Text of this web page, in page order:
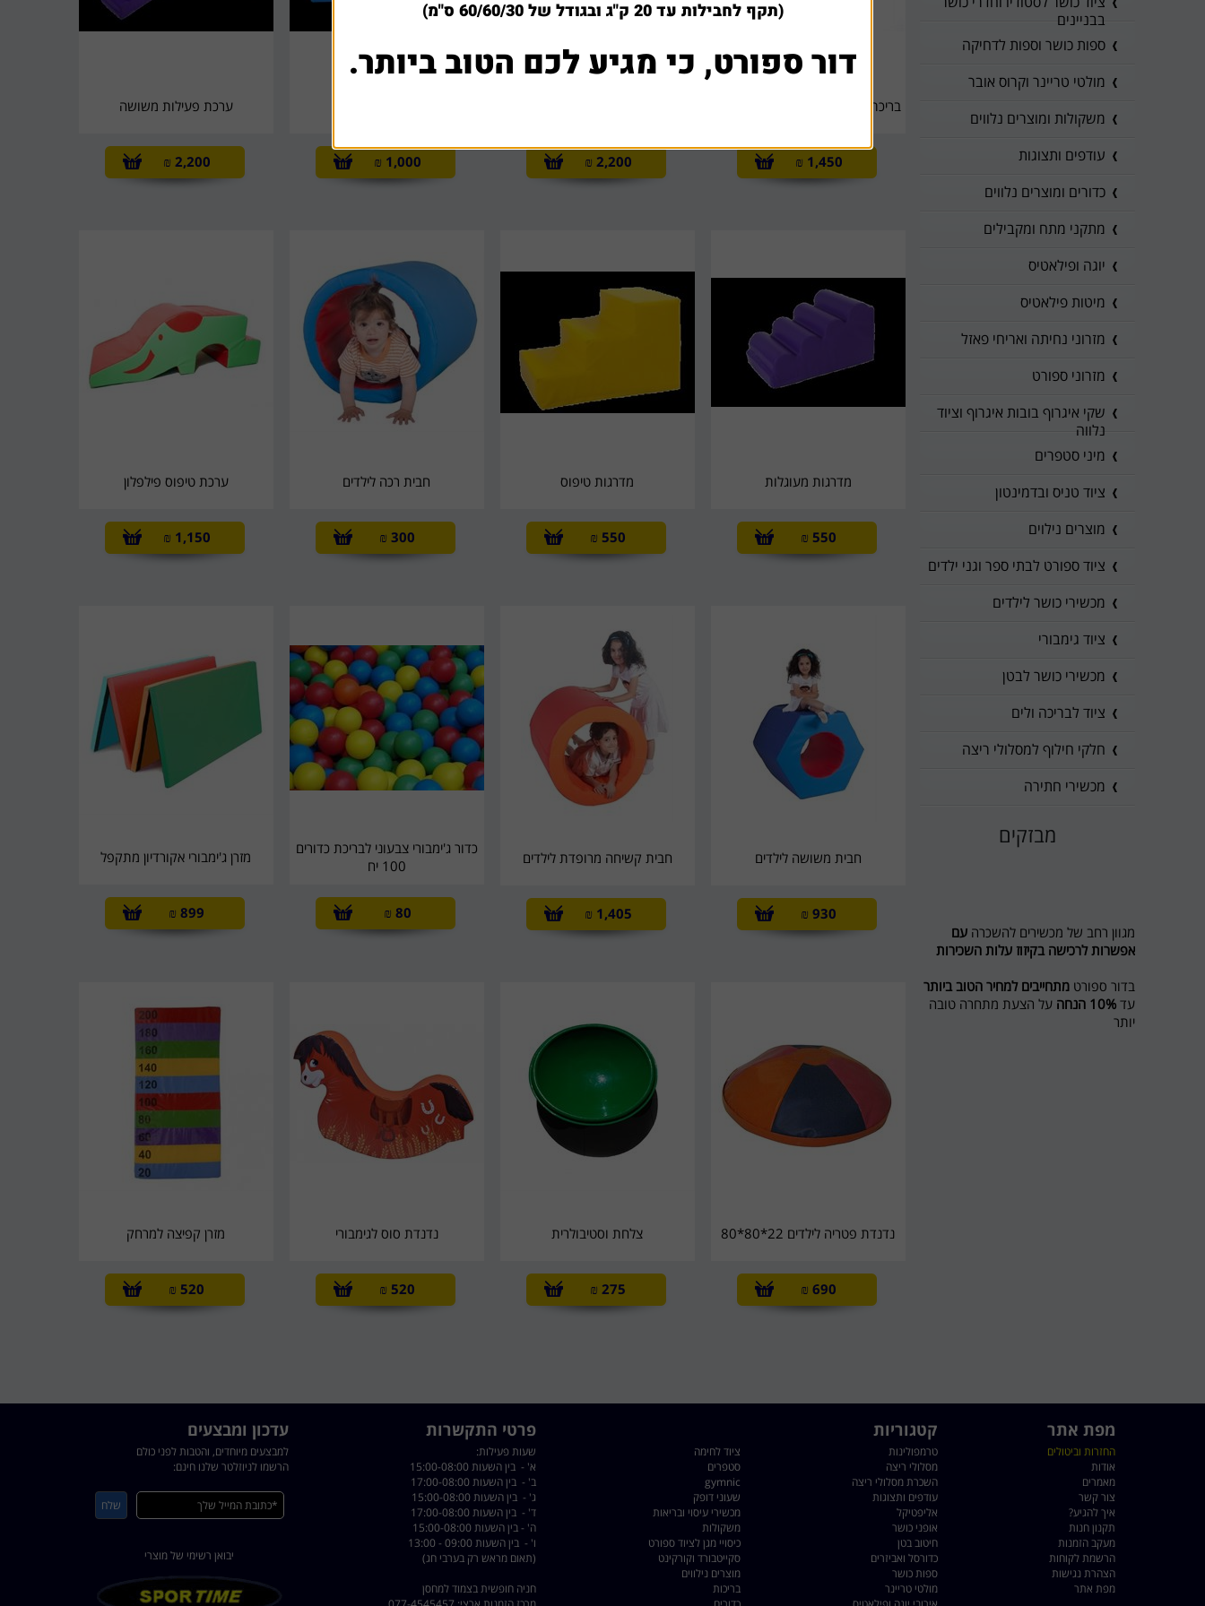
בריכת כדורים - 1 מטר ,על 1.3 מטר
1,450
₪
2,200
₪
1,000
₪
ערכת פעילות משושה
2,200
₪
מדרגות מעוגלות
550
₪
מדרגות טיפוס
550
₪
חבית רכה לילדים
300
₪
ערכת טיפוס פילפלון
1,150
₪
חבית משושה לילדים
930
₪
חבית קשיחה מרופדת לילדים
1,405
₪
כדור ג'ימבורי צבעוני לבריכת כדורים
100 יח
80
₪
מזרן ג'ימבורי אקורדיון מתקפל
899
₪
נדנדת פטריה לילדים 22*80*80
690
₪
צלחת וסטיבולרית
275
₪
נדנדת סוס לגימבורי
520
₪
מזרן קפיצה למרחק
520
₪
בבניינים
ספות כושר וספות לדחיקה
מולטי טריינר וקרוס אובר
משקולות ומוצרים נלווים
עודפים ותצוגות
כדורים ומוצרים נלווים
מתקני מתח ומקבילים
יוגה ופילאטיס
מיטות פילאטיס
מזרוני נחיתה ואריחי פאזל
מזרוני ספורט
שקי איגרוף בובות איגרוף וציוד
נלווה
מיני סטפרים
ציוד טניס ובדמינטון
מוצרים נילוים
ציוד ספורט לבתי ספר וגני ילדים
מכשירי כושר לילדים
ציוד גימבורי
מכשירי כושר לבטן
ציוד לבריכה ולים
חלקי חילוף למסלולי ריצה
מכשירי חתירה
מבזקים
מגוון רחב של מכשירים להשכרהעם
אפשרות לרכישה בקיזוז עלות השכירות
בדור ספורטמתחייבים למחיר הטוב ביותר
עד
על הצעת מתחרה טובה
יותר
מפת אתר קטגוריות פרטי התקשרות עדכון ומבצעים
החזרות וביטולים
אודות
מאמרים
צור קשר
איך להגיע?
תקנון חנות
מעקב הזמנות
הרשמת לקוחות
הצהרת נגישות
מפת אתר
טרמפולינות
מסלולי ריצה
השכרת מסלולי ריצה
עודפים ותצוגות
אליפטיקל
אופני כושר
חיטוב בטן
כדורסל ואביזרים
ספות כושר
מולטי טריינר
ציוד לחימה
סטפרים
gymnic
שעוני דופק
מכשירי עיסוי ובריאות
משקולות
כיסויי מגן לציוד ספורט
סקייטבורד וקורקינט
מוצרים נילווים
בריכות
שעות פעילות:
א' - בין השעות 15:00-08:00
ב' - בין השעות 17:00-08:00
ג' - בין השעות 15:00-08:00
ד' - בין השעות 17:00-08:00
ה' - בין השעות 15:00-08:00
ו' - בין השעות 09:00 - 13:00
(תאום מראש רק בערבי חג)
חניה חופשית בצמוד למחסן
למבצעים מיוחדים, והטבות לפני כולם
הרשמו לניוזלטר שלנו חינם:
יבואן רשימי של מוצרי
(תקף לחבילות עד 20 ק"ג ובגודל של 60/60/30 ס"מ)
דור ספורט, כי מגיע לכם הטוב ביותר.